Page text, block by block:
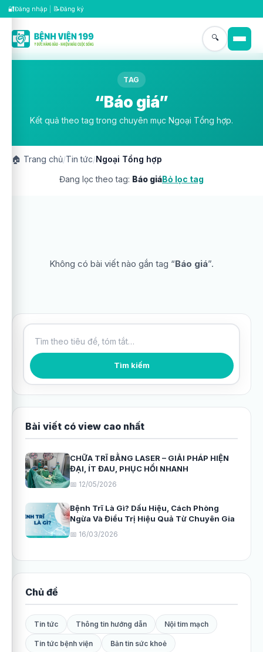
🔐Đăng nhập 📝Đăng ký
🔍
TAG
“Báo giá”
Kết quả theo tag trong chuyên mục Ngoại Tổng hợp.
🏠 Trang chủ/Tin tức/Ngoại Tổng hợp
Đang lọc theo tag: Báo giáBỏ lọc tag
Không có bài viết nào gắn tag “Báo giá”.
Tìm kiếm bài viết Tìm kiếm
Bài viết có view cao nhất
CHỮA TRĨ BẰNG LASER – GIẢI PHÁP HIỆN
ĐẠI, ÍT ĐAU, PHỤC HỒI NHANH
📅 12/05/2026
Bệnh Trĩ Là Gì? Dấu Hiệu, Cách Phòng
Ngừa Và Điều Trị Hiệu Quả Từ Chuyên Gia
📅 16/03/2026
Chủ đề
Tin tức Thông tin hướng dẫn Nội tim mạch
Tin tức bệnh viện Bản tin sức khoẻ